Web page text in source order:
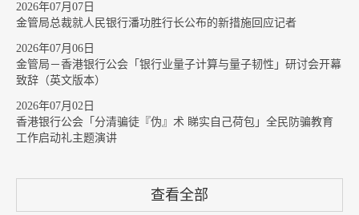
2026年07月07日
金管局总裁就人民银行潘功胜行长公布的新措施回应记者
2026年07月06日
金管局－香港银行公会「银行业量子计算与量子韧性」研讨会开幕
致辞（英文版本）
2026年07月02日
香港银行公会「分清骗徒『伪』术 睇实自己荷包」全民防骗教育
工作启动礼主题演讲
查看全部